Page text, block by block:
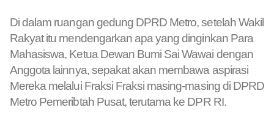
Di dalam ruangan gedung DPRD Metro, setelah Wakil
Rakyat itu mendengarkan apa yang dinginkan Para
Mahasiswa, Ketua Dewan Bumi Sai Wawai dengan
Anggota lainnya, sepakat akan membawa aspirasi
Mereka melalui Fraksi Fraksi masing-masing di DPRD
Metro Pemeribtah Pusat, terutama ke DPR RI.